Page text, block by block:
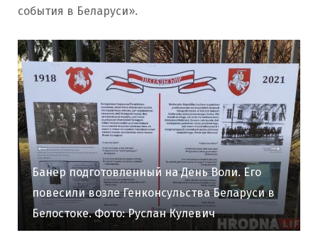
события в Беларуси».
Банер подготовленный на День Воли. Его
повесили возле Генконсульства Беларуси в
Белостоке. Фото: Руслан Кулевич